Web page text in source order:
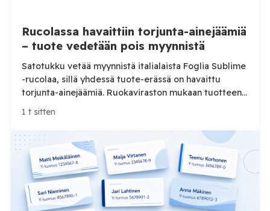
Rucolassa havaittiin torjunta-ainejäämiä
– tuote vedetään pois myynnistä
Satotukku vetää myynnistä italialaista Foglia Sublime
-rucolaa, sillä yhdessä tuote-erässä on havaittu
torjunta-ainejäämiä. Ruokaviraston mukaan tuotteen
turvallisuudesta lapsille ei voida varmistua.
Sublime -tuotemerkin valmiiksi pakattua rucolaa.
Takaisinveto koskee 100 gramman pakkauksia, joiden
erätunnus on L:204. Tuote-erässä on todettu
asetamipridi-nimisen torjunta-aineen jäämiä.
Ruokaviraston mukaan tuotteen turvallisuudesta
lapsille ei voida varmistua, […]
1 t sitten